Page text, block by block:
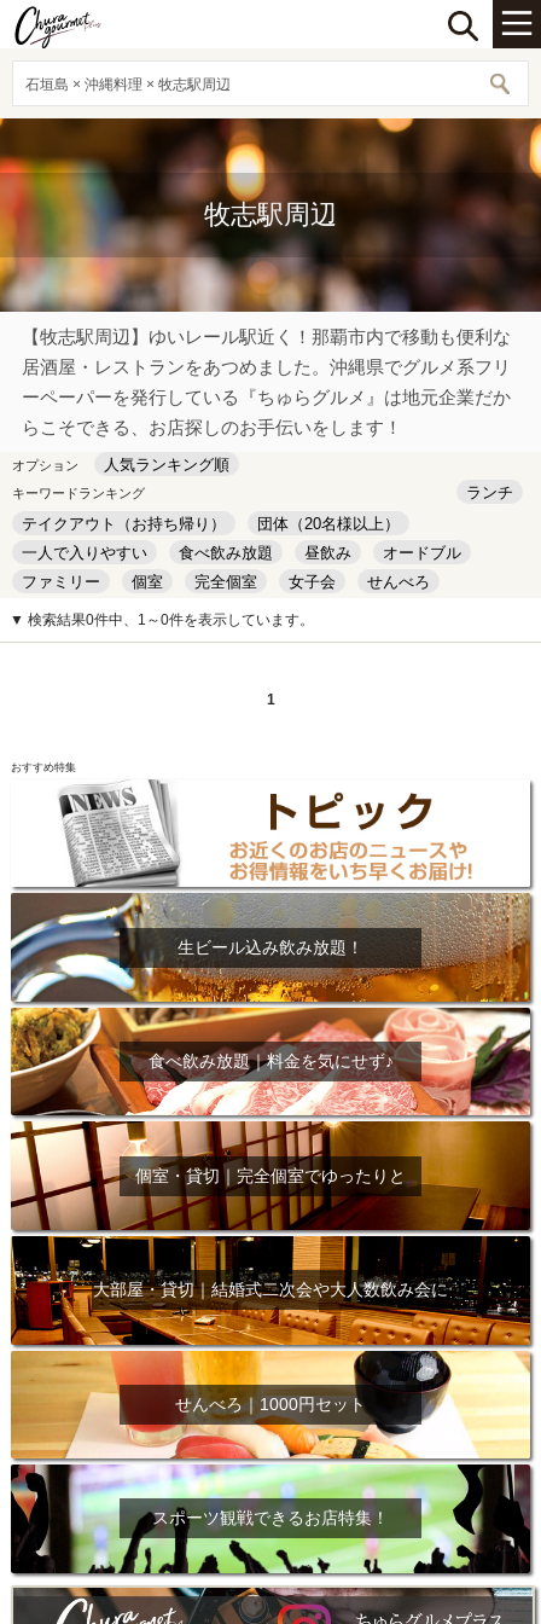
石垣島 × 沖縄料理 × 牧志駅周辺
牧志駅周辺
【牧志駅周辺】ゆいレール駅近く！那覇市内で移動も便利な
居酒屋・レストランをあつめました。沖縄県でグルメ系フリ
ーペーパーを発行している『ちゅらグルメ』は地元企業だか
らこそできる、お店探しのお手伝いをします！
オプション 人気ランキング順
キーワードランキング
ランチ
テイクアウト（お持ち帰り）
団体（20名様以上）
一人で入りやすい
食べ飲み放題 昼飲み
オードブル
ファミリー
個室 完全個室 女子会
せんべろ
キッズルーム
安い デート
▼ 検索結果0件中、1～0件を表示しています。
1
おすすめ特集
生ビール込み飲み放題！
食べ飲み放題｜料金を気にせず♪
個室・貸切｜完全個室でゆったりと
大部屋・貸切｜結婚式二次会や大人数飲み会に
せんべろ｜1000円セット
スポーツ観戦できるお店特集！